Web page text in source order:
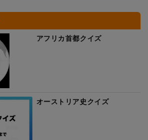
アフリカ首都クイズ
オーストリア史クイズ